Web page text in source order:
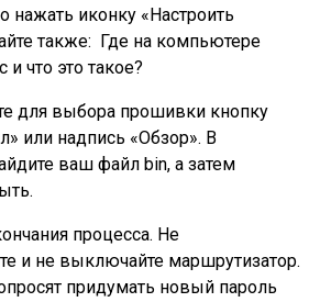
нажать иконку «Настроить
также: Где на компьютере
и что это такое?
для выбора прошивки кнопку
или надпись «Обзор». В
ваш файл bin, а затем
процесса. Не
и не выключайте маршрутизатор.
придумать новый пароль